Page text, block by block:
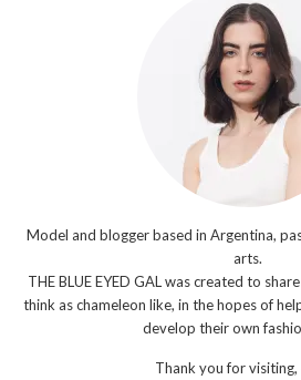
Model and blogger based in Argentina,
arts.
THE BLUE EYED GAL was created to
think as chameleon like, in the hopes of
develop their own
Thank you for visiting,